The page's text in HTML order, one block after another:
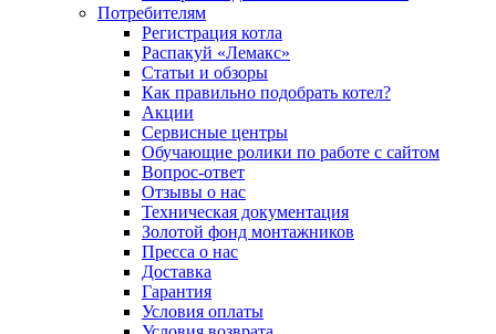
Потребителям
Регистрация котла
Распакуй «Лемакс»
Статьи и обзоры
Как правильно подобрать котел?
Акции
Сервисные центры
Обучающие ролики по работе с сайтом
Вопрос-ответ
Отзывы о нас
Техническая документация
Золотой фонд монтажников
Пресса о нас
Доставка
Гарантия
Условия оплаты